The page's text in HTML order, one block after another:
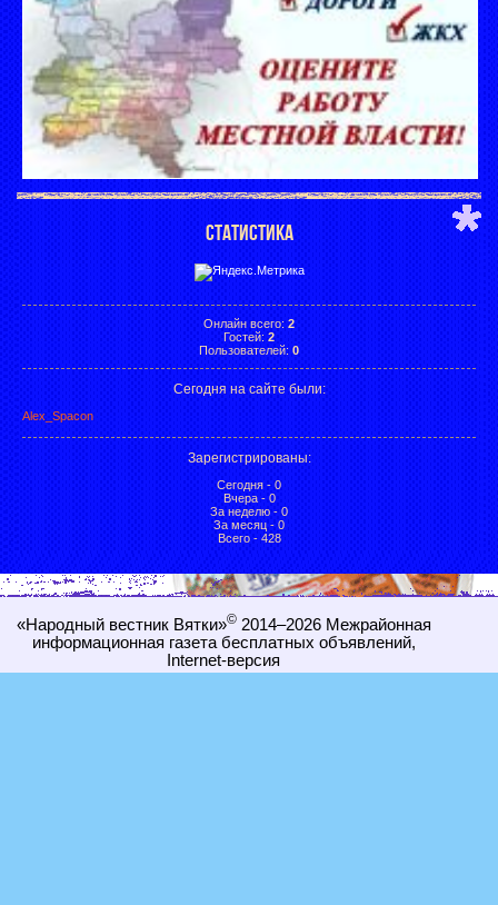
СТАТИСТИКА
Онлайн всего: 2
Гостей: 2
Пользователей: 0
Сегодня на сайте были:
Alex_Spacon
Зарегистрированы:
Сегодня - 0
Вчера - 0
За неделю - 0
За месяц - 0
Всего - 428
«Народный вестник Вятки»©2014–2026 Межрайонная
информационная газета бесплатных объявлений,
Internet-версия